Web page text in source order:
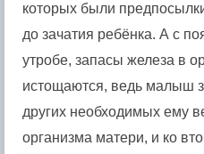
которых были
до зачатия ребёнка. А с
утробе, запасы железа в
истощаются, ведь малыш
других необходимых ему
организма матери, и ко